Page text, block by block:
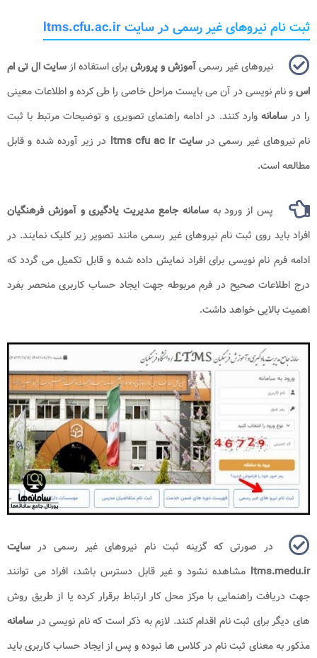
ثبت نام نیروهای غیر رسمی در سایت ltms.cfu.ac.ir
نیروهای غیر رسمیآموزش و پرورشبرای استفاده ازسایت ال تی ام
اسو نام نویسی در آن می بایست مراحل خاصی را طی کرده و اطلاعات معینی
را در سامانه وارد کنند. در ادامه راهنمای تصویری و توضیحات مرتبط با ثبت
نام نیروهای غیر رسمی درسایت ltms cfu ac ir​
در زیر آورده شده و قابل
مطالعه است.
پس از ورود به سامانه جامع مدیریت یادگیری و آموزش فرهنگیان
افراد باید روی ثبت نام نیروهای غیر رسمی مانند تصویر زیر کلیک نمایند. در
ادامه فرم نام نویسی برای افراد نمایش داده شده و قابل تکمیل می گردد که
درج اطلاعات صحیح در فرم مربوطه جهت ایجاد حساب کاربری منحصر بفرد
اهمیت بالایی خواهد داشت.
در صورتی که گزینه ثبت نام نیروهای غیر رسمی در سایت
ltms.medu.ir مشاهده نشود و غیر قابل دسترس باشد، افراد می توانند
جهت دریافت راهنمایی با مرکز محل کار ارتباط برقرار کرده یا از طریق روش
های دیگر برای ثبت نام اقدام کنند. لازم به ذکر است که نام نویسی در سامانه
مذکور به معنای ثبت نام در کلاس ها نبوده و پس از ایجاد حساب کاربری باید